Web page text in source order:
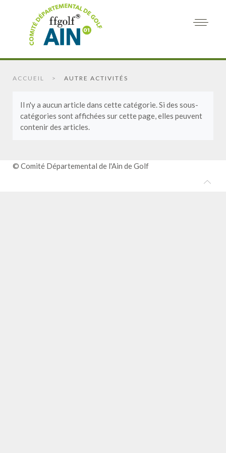
ACCUEIL AUTRE ACTIVITÉS
Il n'y a aucun article dans cette catégorie. Si des sous-
catégories sont affichées sur cette page, elles peuvent
contenir des articles.
© Comité Départemental de l'Ain de Golf